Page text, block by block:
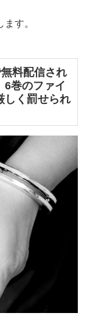
す。
料配信され
6巻のファイ
しく罰せられ